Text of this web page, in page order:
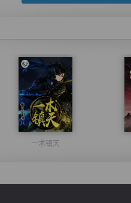
一术镇天